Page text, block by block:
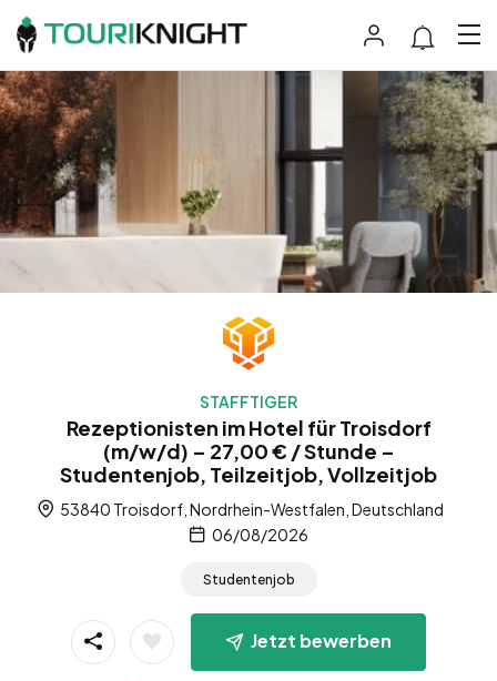
STAFFTIGER
Rezeptionisten im Hotel für Troisdorf
(m/w/d) – 27,00 € / Stunde –
Studentenjob, Teilzeitjob, Vollzeitjob
53840 Troisdorf, Nordrhein-Westfalen, Deutschland
06/08/2026
Studentenjob
Jetzt bewerben